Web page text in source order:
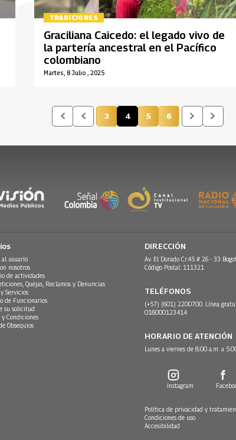
TRADICIONES
Martes, 8 Julio , 2025
Graciliana Caicedo: el legado vivo de
la partería ancestral en el Pacífico
colombiano
Página
3 Página actual
4 Página
5 Página
6
al usuario
nosotros
de actividades
Quejas, Reclamos y Denuncias
Servicios
de Funcionarios
su solicitud
y Condiciones
Obsequios
DIRECCIÓN
Av. El Dorado Cr.45 # 26 - 33
Código Postal: 111321
TELÉFONOS
(+57) (601) 2200700. Línea
018000123414
HORARIO DE ATENCIÓN
Lunes a viernes de 8:00 a.m. a
Instagram
Política de privacidad y
Condiciones de uso
Accesibilidad